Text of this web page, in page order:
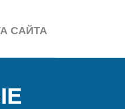
САЙТА